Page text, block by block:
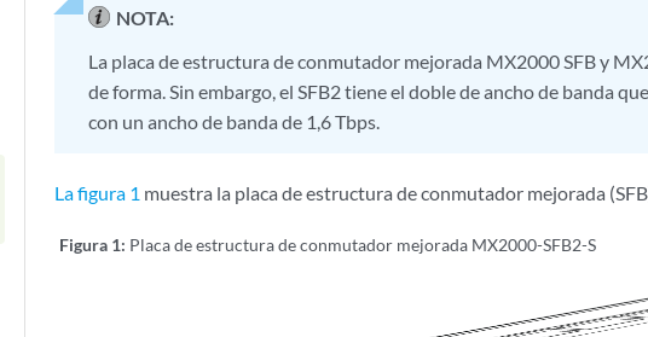
NOTA:
La placa de estructura de conmutador mejorada MX2000 SFB y
de forma. Sin embargo, el SFB2 tiene el doble de ancho de banda
con un ancho de banda de 1,6 Tbps.
La figura 1 muestra la placa de estructura de conmutador mejorada
Figura 1: Placa de estructura de conmutador mejorada MX2000-SFB2-S